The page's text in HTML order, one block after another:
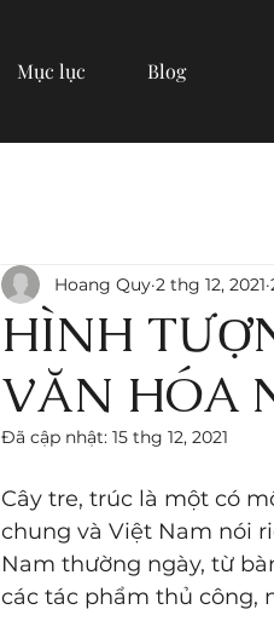
Mục lục Blog
HÌNH
VĂN HÓA
Hoang Quy 2 thg 12, 2021
Đã cập nhật: 15 thg 12, 2021
Cây tre, trúc là một có
chung và Việt Nam nói
Nam thường ngày, từ
các tác phẩm thủ công,